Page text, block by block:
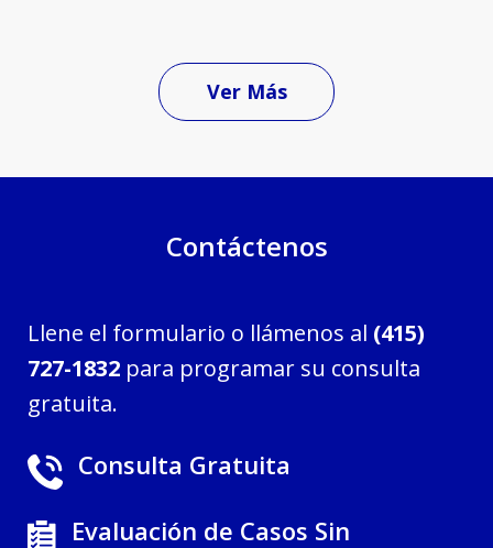
Ver Más
Contáctenos
Llene el formulario o llámenos al (415)
727-1832 para programar su consulta
gratuita.
Consulta Gratuita
Evaluación de Casos Sin